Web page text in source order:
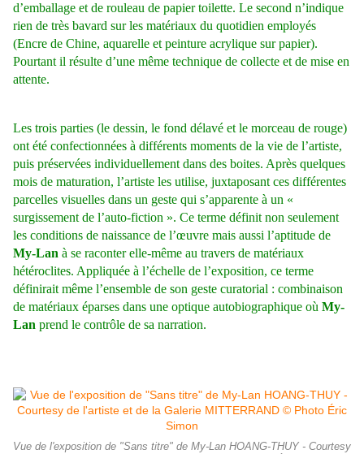
d’emballage et de rouleau de papier toilette. Le second n’indique
rien de très bavard sur les matériaux du quotidien employés
(Encre de Chine, aquarelle et peinture acrylique sur papier).
Pourtant il résulte d’une même technique de collecte et de mise en
attente.
Les trois parties (le dessin, le fond délavé et le morceau de rouge)
ont été confectionnées à différents moments de la vie de l’artiste,
puis préservées individuellement dans des boites. Après quelques
mois de maturation, l’artiste les utilise, juxtaposant ces différentes
parcelles visuelles dans un geste qui s’apparente à un «
surgissement de l’auto-fiction ». Ce terme définit non seulement
les conditions de naissance de l’œuvre mais aussi l’aptitude de
My-Lan à se raconter elle-même au travers de matériaux
hétéroclites. Appliquée à l’échelle de l’exposition, ce terme
définirait même l’ensemble de son geste curatorial : combinaison
de matériaux éparses dans une optique autobiographique où My-
Lan prend le contrôle de sa narration.
Vue de l'exposition de "Sans titre" de My-Lan HOANG-THUY - Courtesy